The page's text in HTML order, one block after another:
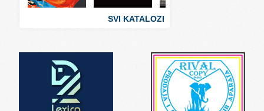
Svet zdravlja
SVI KATALOZI